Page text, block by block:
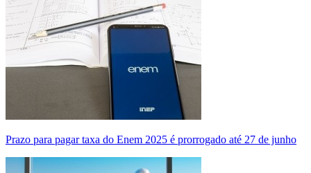
Prazo para pagar taxa do Enem 2025 é prorrogado até 27 de junho